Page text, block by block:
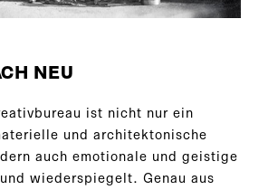
NEU
ist nicht nur ein
und architektonische
auch emotionale und geistige
wiederspiegelt. Genau aus